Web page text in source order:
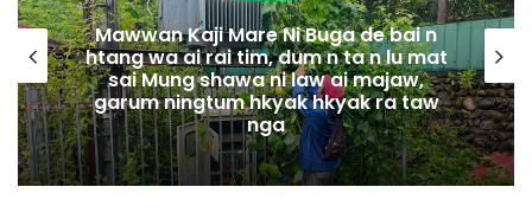
Mawwan Kaji Mare Ni Buga de bai n
htang wa ai rai tim, dum n ta n lu mat
sai Mung shawa ni law ai majaw,
garum ningtum hkyak hkyak ra taw
nga